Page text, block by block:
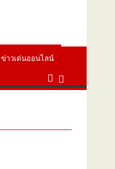
ข่าวเด่นออนไลน์